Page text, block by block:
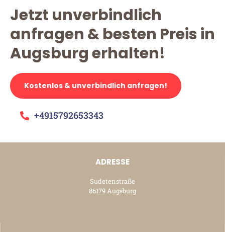
Jetzt unverbindlich
anfragen & besten Preis in
Augsburg erhalten!
Kostenlos & unverbindlich anfragen!
+4915792653343
ADRESSE
Sudetenstraße
86179 Augsburg